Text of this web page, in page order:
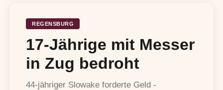
REGENSBURG
17-Jährige mit Messer
in Zug bedroht
44-jähriger Slowake forderte Geld -